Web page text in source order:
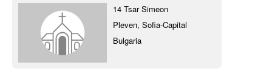
14 Tsar Simeon
Pleven, Sofia-Capital
Bulgaria